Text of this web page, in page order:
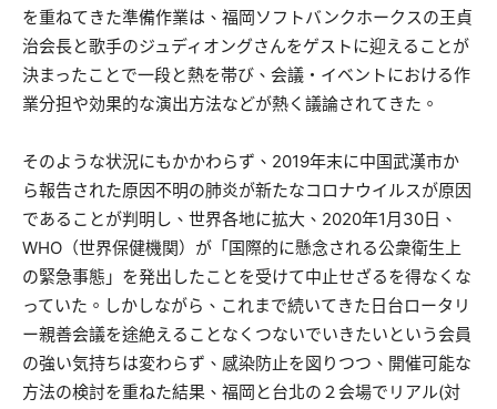
を重ねてきた準備作業は、福岡ソフトバンクホークスの王貞
治会長と歌手のジュディオングさんをゲストに迎えることが
決まったことで一段と熱を帯び、会議・イベントにおける作
業分担や効果的な演出方法などが熱く議論されてきた。
そのような状況にもかかわらず、2019年末に中国武漢市か
ら報告された原因不明の肺炎が新たなコロナウイルスが原因
であることが判明し、世界各地に拡大、2020年1月30日、
WHO（世界保健機関）が「国際的に懸念される公衆衛生上
の緊急事態」を発出したことを受けて中止せざるを得なくな
っていた。しかしながら、これまで続いてきた日台ロータリ
ー親善会議を途絶えることなくつないでいきたいという会員
の強い気持ちは変わらず、感染防止を図りつつ、開催可能な
方法の検討を重ねた結果、福岡と台北の２会場でリアル(対